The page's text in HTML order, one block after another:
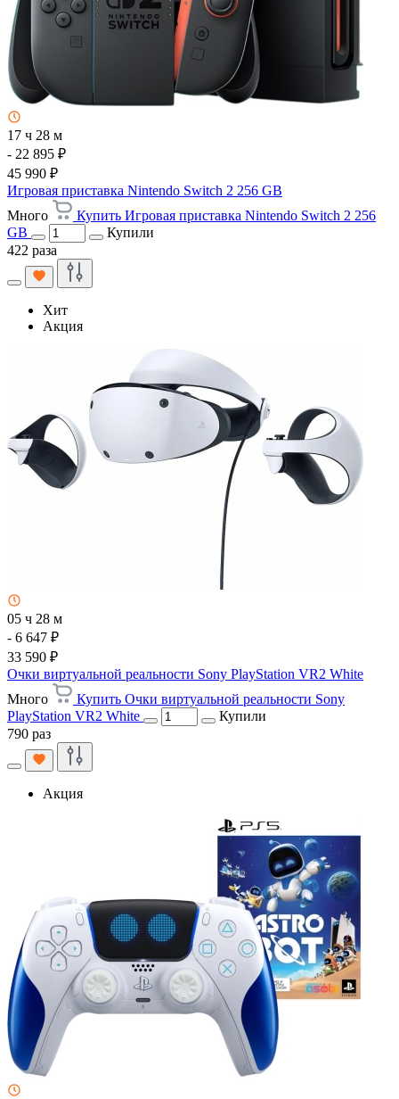
17 ч 28 м
- 22 895 ₽
45 990 ₽
Игровая приставка Nintendo Switch 2 256 GB
Много
Купить Игровая приставка Nintendo Switch 2 256
GB
Купили
422 раза
Хит
Акция
05 ч 28 м
- 6 647 ₽
33 590 ₽
Очки виртуальной реальности Sony PlayStation VR2 White
Много
Купить Очки виртуальной реальности Sony
PlayStation VR2 White
Купили
790 раз
Акция